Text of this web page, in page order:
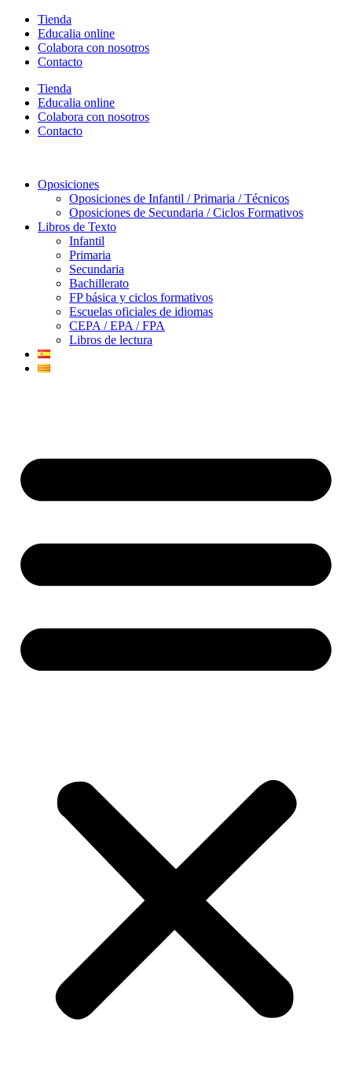
contenido
Tienda
Educalia online
Colabora con nosotros
Contacto
Tienda
Educalia online
Colabora con nosotros
Contacto
Oposiciones
Oposiciones de Infantil / Primaria / Técnicos
Oposiciones de Secundaria / Ciclos Formativos
Libros de Texto
Infantil
Primaria
Secundaria
Bachillerato
FP básica y ciclos formativos
Escuelas oficiales de idiomas
CEPA / EPA / FPA
Libros de lectura